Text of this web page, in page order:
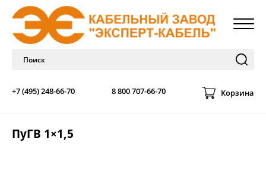
+7 (495) 248-66-70 8 800 707-66-70 Корзина
ПуГВ 1×1,5